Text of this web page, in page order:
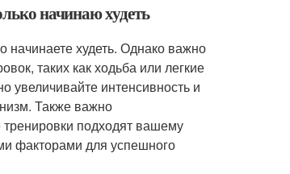
начинаю худеть
худеть. Однако важно
таких как ходьба или легкие
увеличивайте интенсивность и
Также важно
тренировки подходят вашему
факторами для успешного